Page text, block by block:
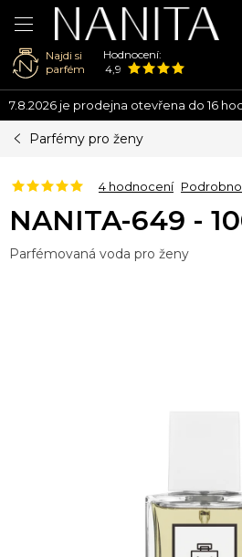
Přejít
na
obsah
Najdi si
parfém
Hodnocení:
4,9
7.8.2026 je prodejna otevřena do 16
Parfémy pro ženy
4 hodnocení
NANITA-649 -
Parfémovaná voda pro ženy